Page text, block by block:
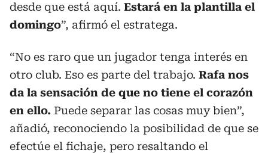
desde que está aquí. Estará en la plantilla el
domingo”, afirmó el estratega.
“No es raro que un jugador tenga interés en
otro club. Eso es parte del trabajo. Rafa nos
da la sensación de que no tiene el corazón
en ello. Puede separar las cosas muy bien”,
añadió, reconociendo la posibilidad de que se
efectúe el fichaje, pero resaltando el